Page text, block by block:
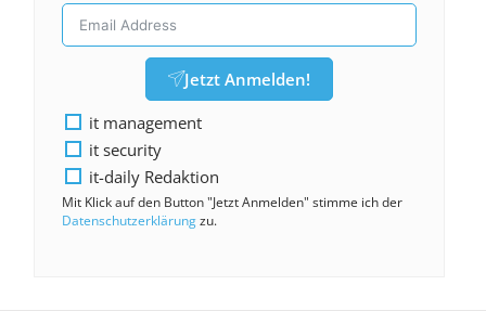
Jetzt Anmelden!
it management
it security
it-daily Redaktion
Mit Klick auf den Button "Jetzt Anmelden" stimme ich der
Datenschutzerklärungzu.